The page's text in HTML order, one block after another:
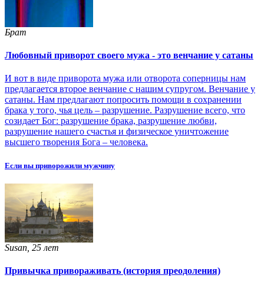
Брат
Любовный приворот своего мужа - это венчание у сатаны
И вот в виде приворота мужа или отворота соперницы нам
предлагается второе венчание с нашим супругом. Венчание у
сатаны. Нам предлагают попросить помощи в сохранении
брака у того, чья цель – разрушение. Разрушение всего, что
созидает Бог: разрушение брака, разрушение любви,
разрушение нашего счастья и физическое уничтожение
высшего творения Бога – человека.
Если вы приворожили мужчину
Susan, 25 лет
Привычка привораживать (история преодоления)